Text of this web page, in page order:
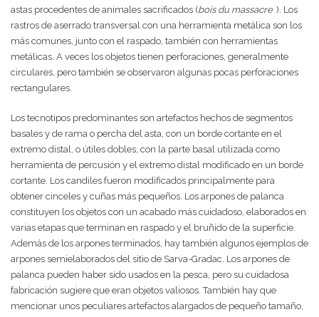
astas procedentes de animales sacrificados (bois du massacre ). Los
rastros de aserrado transversal con una herramienta metálica son los
más comunes, junto con el raspado, también con herramientas
metálicas. A veces los objetos tienen perforaciones, generalmente
circulares, pero también se observaron algunas pocas perforaciones
rectangulares.
Los tecnotipos predominantes son artefactos hechos de segmentos
basales y de rama o percha del asta, con un borde cortante en el
extremo distal, o útiles dobles, con la parte basal utilizada como
herramienta de percusión y el extremo distal modificado en un borde
cortante. Los candiles fueron modificados principalmente para
obtener cinceles y cuñas más pequeños. Los arpones de palanca
constituyen los objetos con un acabado más cuidadoso, elaborados en
varias etapas que terminan en raspado y el bruñido de la superficie.
Además de los arpones terminados, hay también algunos ejemplos de
arpones semielaborados del sitio de Sarva-Gradac. Los arpones de
palanca pueden haber sido usados en la pesca, pero su cuidadosa
fabricación sugiere que eran objetos valiosos. También hay que
mencionar unos peculiares artefactos alargados de pequeño tamaño,